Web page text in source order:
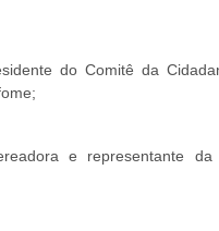
do Comitê da
e representante